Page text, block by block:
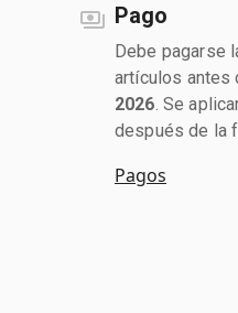
Pago
Debe pagarse
artículos antes
2026 . Se
después de la
Pagos